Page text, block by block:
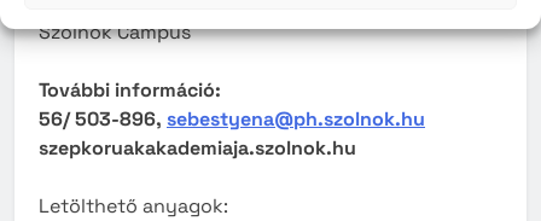
Szolnok Campus
További információ:
56/ 503-896, sebestyena@ph.szolnok.hu
szepkoruakakademiaja.szolnok.hu
Letölthető anyagok: